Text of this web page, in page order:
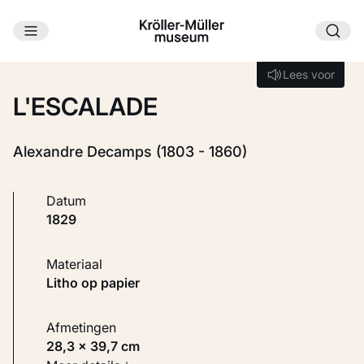
Ga naar hoofdinhoud
Lees voor
Lees voor
L'ESCALADE
Alexandre Decamps (1803 - 1860)
Datum
1829
Materiaal
Litho op papier
Afmetingen
28,3 × 39,7 cm